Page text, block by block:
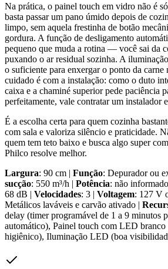
Na prática, o painel touch em vidro não é
basta passar um pano úmido depois de
limpo, sem aquela frestinha de botão
gordura. A função de desligamento
pequeno que muda a rotina — você sai da
puxando o ar residual sozinha. A
o suficiente para enxergar o ponto da carne
cuidado é com a instalação: como o duto
caixa e a chaminé superior pede paciência
perfeitamente, vale contratar um instalador
É a escolha certa para quem cozinha
com sala e valoriza silêncio e praticidade.
quem tem teto baixo e busca algo super
Philco resolve melhor.
Largura: 90 cm | Função: Depurador ou
sucção: 550 m³/h | Potência: não
68 dB | Velocidades: 3 | Voltagem: 127 V
Metálicos laváveis e carvão ativado |
delay (timer programável de 1 a 9 minutos
automático), Painel touch com LED
higiênico), Iluminação LED (boa